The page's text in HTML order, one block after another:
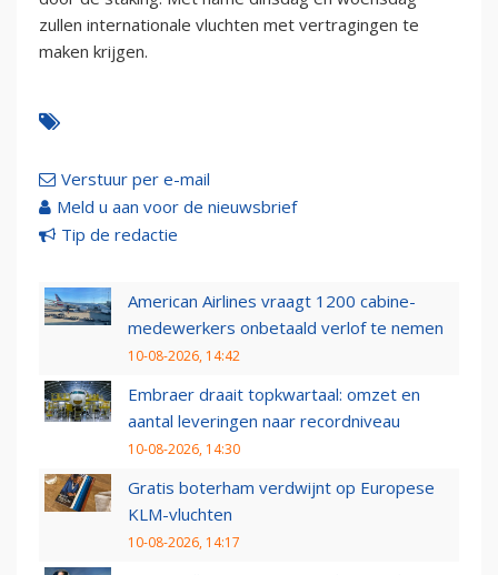
zullen internationale vluchten met vertragingen te
maken krijgen.
Verstuur per e-mail
Meld u aan voor de nieuwsbrief
Tip de redactie
American Airlines vraagt 1200 cabine-
medewerkers onbetaald verlof te nemen
10-08-2026, 14:42
Embraer draait topkwartaal: omzet en
aantal leveringen naar recordniveau
10-08-2026, 14:30
Gratis boterham verdwijnt op Europese
KLM-vluchten
10-08-2026, 14:17